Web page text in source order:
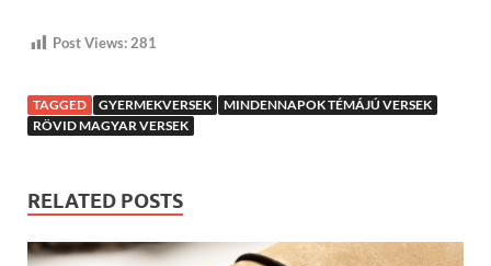
Post Views: 281
TAGGED GYERMEKVERSEK
MINDENNAPOK TÉMÁJÚ VERSEK
RÖVID MAGYAR VERSEK
RELATED POSTS